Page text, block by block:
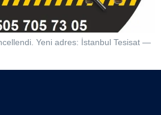
Yeni adres: İstanbul Tesisat —